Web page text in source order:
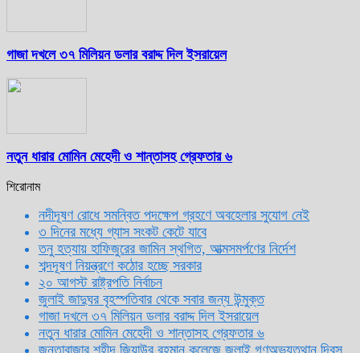
গাজা দখলে ৩৭ মিলিয়ন ডলার বরাদ্দ দিল ইসরায়েল
নতুন ধারার মোমিন মেহেদী ও শান্তাসহ গ্রেফতার ৬
শিরোনাম
নদীদূষণ রোধে সমন্বিত পদক্ষেপ গ্রহণে অবহেলার সুযোগ নেই
৩ দিনের মধ্যে গ্যাস সংকট কেটে যাবে
তনু হত্যায় হাফিজুরের জামিন স্থগিত, আত্মসমর্পণের নির্দেশ
শব্দদূষণ নিয়ন্ত্রণে কঠোর হচ্ছে সরকার
২০ আগস্ট রাষ্ট্রপতি নির্বাচন
জুলাই জাদুঘর বৃহস্পতিবার থেকে সবার জন্য উন্মুক্ত
গাজা দখলে ৩৭ মিলিয়ন ডলার বরাদ্দ দিল ইসরায়েল
নতুন ধারার মোমিন মেহেদী ও শান্তাসহ গ্রেফতার ৬
জনতাবাজার শহীদ জিয়াউর রহমান কলেজে জুলাই গণঅভ্যুত্থান দিবস